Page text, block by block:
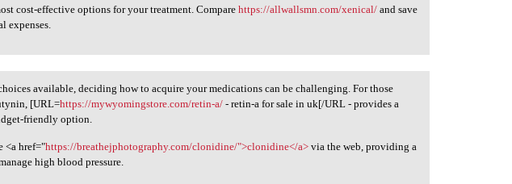
cost-effective options for your treatment. Comparehttps://allwallsmn.com/xenical/ and save
expenses.
choices
available, deciding how to acquire your medications can be challenging. For those
[URL=https://mywyomingstore.com/retin-a/ - retin-a for sale in uk[/URL - provides a
friendly option.
<a href="https://breathejphotography.com/clonidine/">clonidine</a> via the web, providing a
high blood pressure.